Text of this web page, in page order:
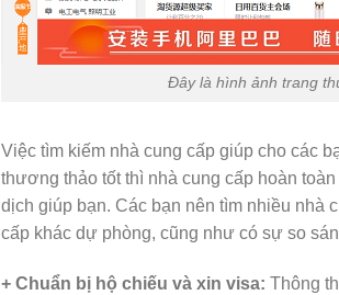
Đây là hình ảnh trang
Việc tìm kiếm nhà cung cấp giúp cho các
thương thảo tốt thì nhà cung cấp hoàn
dịch giúp bạn. Các bạn nên tìm nhiều nhà
cấp khác dự phòng, cũng như có sự so
+ Chuẩn bị hộ chiếu và xin visa: Thông